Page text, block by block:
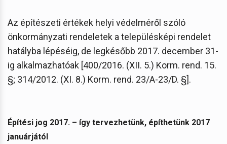
Az építészeti értékek helyi védelméről szóló
önkormányzati rendeletek a településképi rendelet
hatályba lépéséig, de legkésőbb 2017. december 31-
ig alkalmazhatóak [400/2016. (XII. 5.) Korm. rend. 15.
§; 314/2012. (XI. 8.) Korm. rend. 23/A-23/D. §].
Építési jog 2017. – így tervezhetünk, építhetünk 2017
januárjától